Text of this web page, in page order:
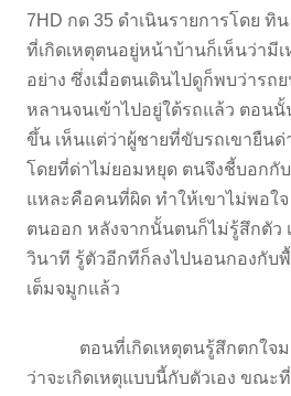
7HD กด 35 ดำเนินรายการโดย ทิ
ที่เกิดเหตุตนอยู่หน้าบ้านก็เห็นว่ามี
อย่าง ซึ่งเมื่อตนเดินไปดูก็พบว่ารถ
หลานจนเข้าไปอยู่ใต้รถแล้ว ตอนนั้
ขึ้น เห็นแต่ว่าผู้ชายที่ขับรถเขายืน
โดยที่ด่าไม่ยอมหยุด ตนจึงชี้บอกกั
แหละคือคนที่ผิด ทำให้เขาไม่พอใ
ตนออก หลังจากนั้นตนก็ไม่รู้สึกตัว
วินาที รู้ตัวอีกทีก็ลงไปนอนกองกับ
เต็มจมูกแล้ว
ตอนที่เกิดเหตุตนรู้สึกตกใจมา
ว่าจะเกิดเหตุแบบนี้กับตัวเอง ขณะ